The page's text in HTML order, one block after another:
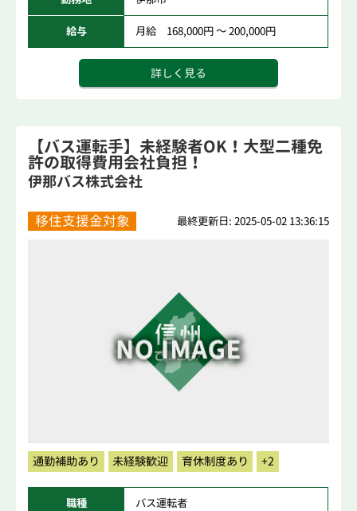
給与 月給 168,000円 ～ 200,000円
詳しく見る
【バス運転手】未経験者OK！大型二種免
許の取得費用会社負担！
伊那バス株式会社
移住支援金対象 最終更新日: 2025-05-02 13:36:15
通勤補助あり 未経験歓迎 育休制度あり +2
職種 バス運転者